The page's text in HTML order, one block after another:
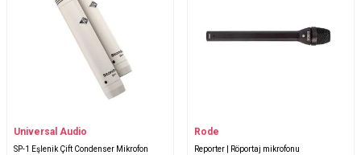
Universal Audio
SP-1 Eşlenik Çift Condenser Mikrofon
Rode
Reporter | Röportaj mikrofonu